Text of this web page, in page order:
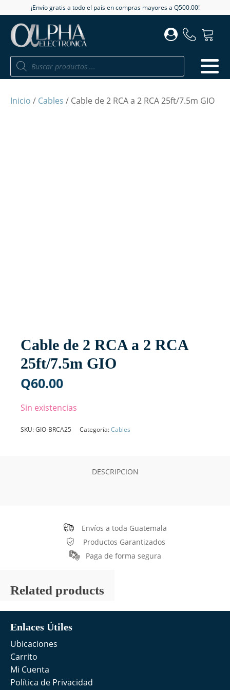
¡Envío gratis a todo el país en compras mayores a Q500.00!
Búsqueda
productos
Inicio / Cables / Cable de 2 RCA a 2 RCA 25ft/7.5m GIO
Cable de 2 RCA a 2 RCA
25ft/7.5m GIO
Q60.00
Sin existencias
SKU:GIO-BRCA25 Categoría:Cables
DESCRIPCION
Envíos a toda Guatemala
Productos Garantizados
Paga de forma segura
Related products
Enlaces Útiles
Ubicaciones
Carrito
Mi Cuenta
Política de Privacidad